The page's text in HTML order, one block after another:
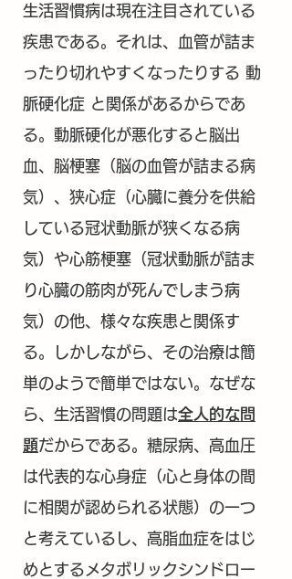
生活習慣病は現在注目されている
疾患である。それは、血管が詰ま
ったり切れやすくなったりする 動
脈硬化症 と関係があるからであ
る。動脈硬化が悪化すると脳出
血、脳梗塞（脳の血管が詰まる病
気）、狭心症（心臓に養分を供給
している冠状動脈が狭くなる病
気）や心筋梗塞（冠状動脈が詰ま
り心臓の筋肉が死んでしまう病
気）の他、様々な疾患と関係す
る。しかしながら、その治療は簡
単のようで簡単ではない。なぜな
ら、生活習慣の問題は全人的な問
題だからである。糖尿病、高血圧
は代表的な心身症（心と身体の間
に相関が認められる状態）の一つ
と考えているし、高脂血症をはじ
めとするメタボリックシンドロー